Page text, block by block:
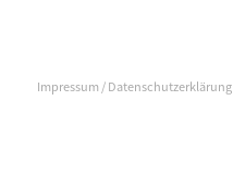
Impressum / Datenschutzerklärung